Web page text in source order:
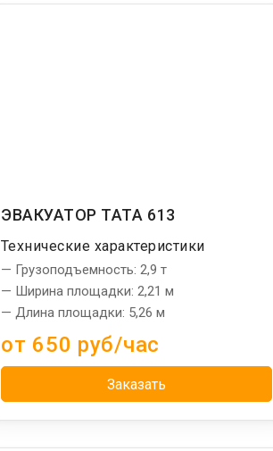
ЭВАКУАТОР TATA 613
Технические характеристики
— Грузоподъемность: 2,9 т
— Ширина площадки: 2,21 м
— Длина площадки: 5,26 м
от 650 руб/час
Заказать